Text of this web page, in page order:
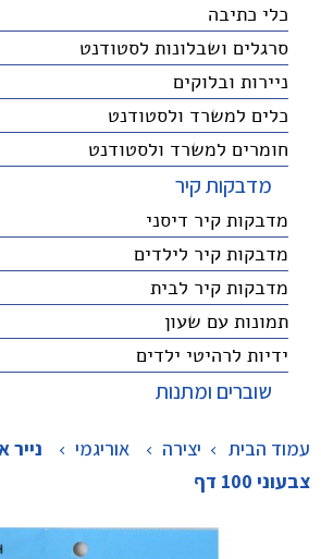
כלי כתיבה
סרגלים ושבלונות לסטודנט
ניירות ובלוקים
כלים למשרד ולסטודנט
חומרים למשרד ולסטודנט
מדבקות קיר
מדבקות קיר דיסני
מדבקות קיר לילדים
מדבקות קיר לבית
תמונות עם שעון
ידיות לרהיטי ילדים
שוברים ומתנות
עמוד הבית יצירה > אוריגמי >
צבעוני 100 דף